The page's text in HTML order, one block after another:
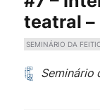
teatral –
SEMINÁRIO DA
Seminário